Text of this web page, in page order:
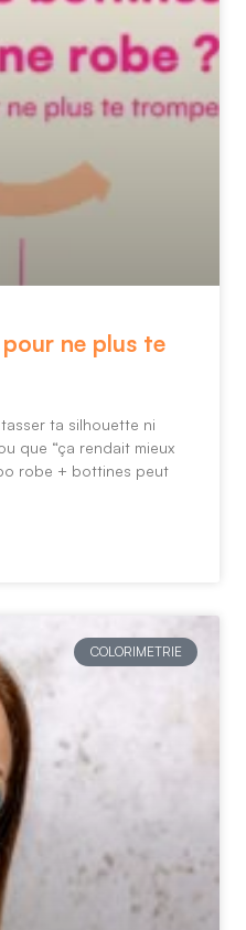
pour ne plus te
ta silhouette ni
que “ça rendait mieux
robe + bottines peut
COLORIMETRIE